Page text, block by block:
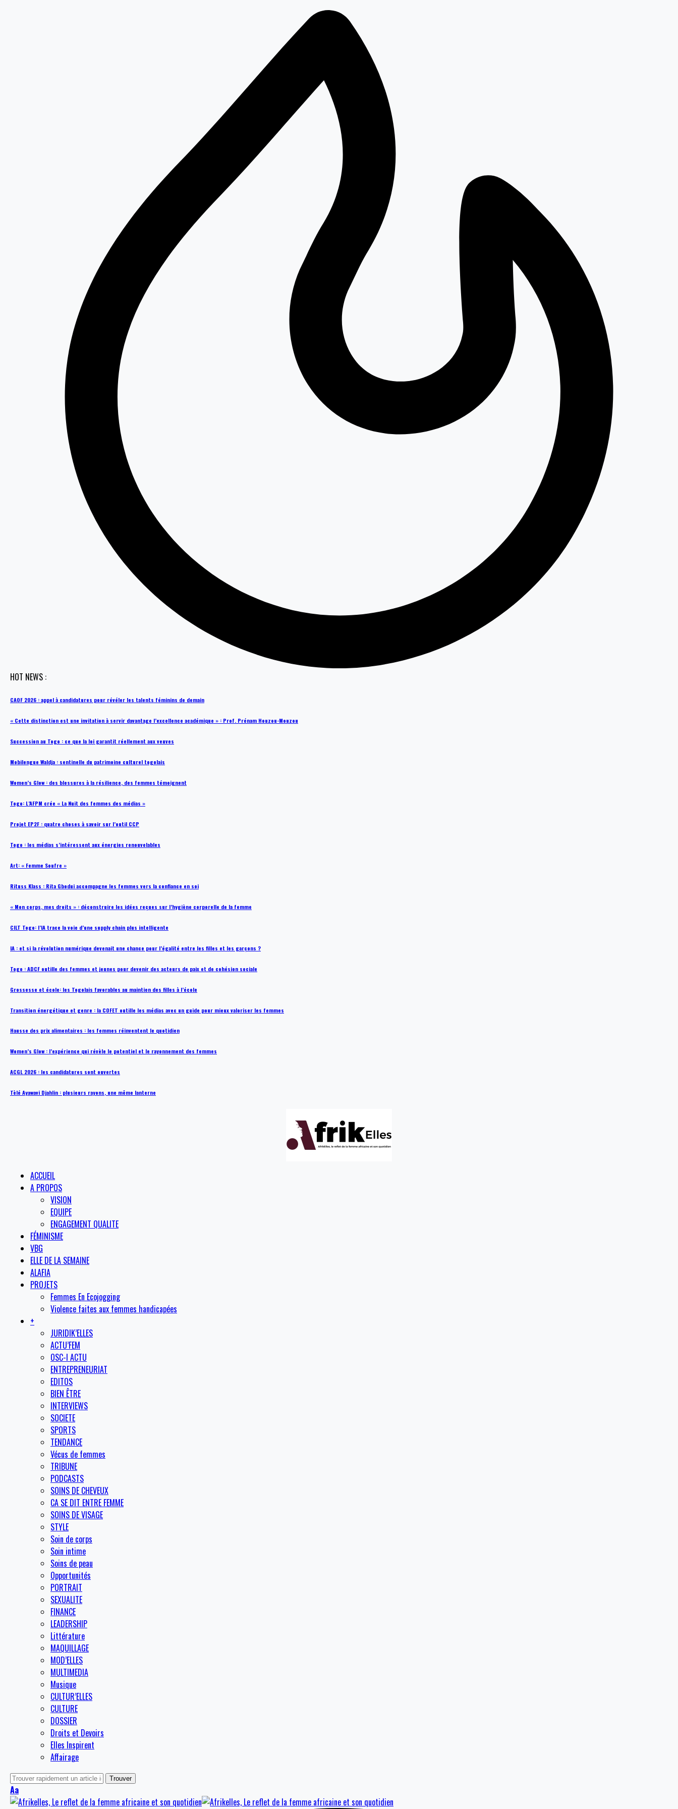
HOT NEWS :
CAOF 2026 : appel à candidatures pour révéler les talents féminins de demain
« Cette distinction est une invitation à servir davantage l’excellence académique » : Prof. Prénam Houzou-Mouzou
Succession au Togo : ce que la loi garantit réellement aux veuves
Mobilengue Waldja : sentinelle du patrimoine culturel togolais
Women’s Glow : des blessures à la résilience, des femmes témoignent
Togo: L’AFPM crée « La Nuit des femmes des médias »
Projet EP2F : quatre choses à savoir sur l’outil CCP
Togo : les médias s’intéressent aux énergies renouvelables
Art: « Femme Soufre »
Rituss Klass : Rita Gbodui accompagne les femmes vers la confiance en soi
« Mon corps, mes droits » : déconstruire les idées reçues sur l’hygiène corporelle de la femme
CILT Togo: l’IA trace la voie d’une supply chain plus intelligente
IA : et si la révolution numérique devenait une chance pour l’égalité entre les filles et les garçons ?
Togo : ADCF outille des femmes et jeunes pour devenir des acteurs de paix et de cohésion sociale
Grossesse et école: les Togolais favorables au maintien des filles à l’école
Transition énergétique et genre : la COFET outille les médias avec un guide pour mieux valoriser les femmes
Hausse des prix alimentaires : les femmes réinventent le quotidien
Women’s Glow : l’expérience qui révèle le potentiel et le rayonnement des femmes
ACGL 2026 : les candidatures sont ouvertes
Tèlé Ayawavi Djahlin : plusieurs rayons, une même lanterne
ACCUEIL
A PROPOS
VISION
EQUIPE
ENGAGEMENT QUALITE
FÉMINISME
VBG
ELLE DE LA SEMAINE
ALAFIA
PROJETS
Femmes En Ecojogging
Violence faites aux femmes handicapées
+
JURIDIK’ELLES
ACTU’FEM
OSC-I ACTU
ENTREPRENEURIAT
EDITOS
BIEN ÊTRE
INTERVIEWS
SOCIETE
SPORTS
TENDANCE
Vécus de femmes
TRIBUNE
PODCASTS
SOINS DE CHEVEUX
CA SE DIT ENTRE FEMME
SOINS DE VISAGE
STYLE
Soin de corps
Soin intime
Soins de peau
Opportunités
PORTRAIT
SEXUALITE
FINANCE
LEADERSHIP
Littérature
MAQUILLAGE
MOD’ELLES
MULTIMEDIA
Musique
CULTUR’ELLES
CULTURE
DOSSIER
Droits et Devoirs
Elles Inspirent
Affairage
Aa